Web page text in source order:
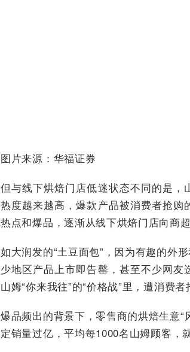
图片来源：华福证券
但与线下烘焙门店低迷状态不同的是
热度越来越高，爆款产品被消费者抢
热点和爆品，逐渐从线下烘焙门店向商
如大润发的“土豆面包”，因为有趣的外
少地区产品上市即告罄，甚至不少网
山姆“你来我往”的“价格战”里，遭消费者
爆品频出的背景下，零售商的烘焙生意
定销量过亿，平均每1000名山姆顾客，